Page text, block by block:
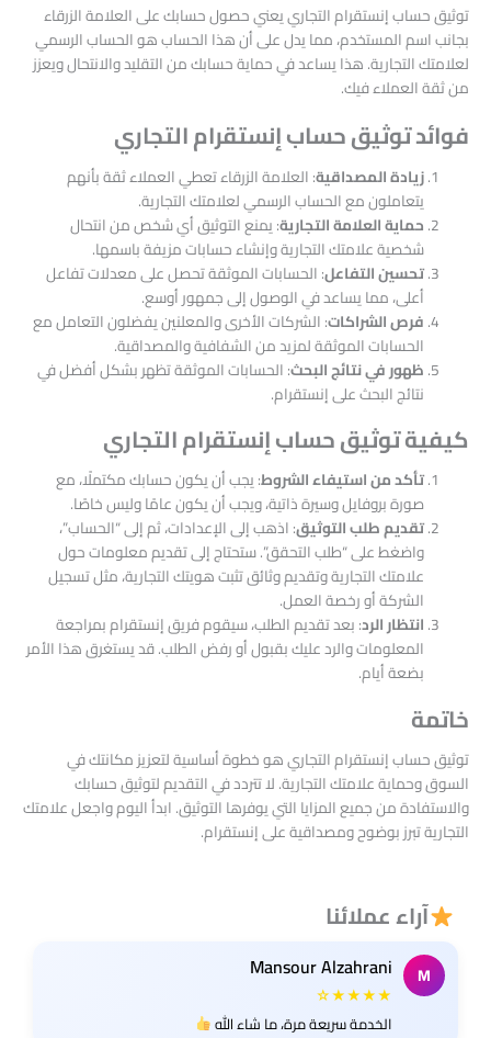
توثيق حساب إنستقرام التجاري يعني حصول حسابك على العلامة الزرقاء
بجانب اسم المستخدم، مما يدل على أن هذا الحساب هو الحساب الرسمي
لعلامتك التجارية. هذا يساعد في حماية حسابك من التقليد والانتحال ويعزز
من ثقة العملاء فيك.
فوائد توثيق حساب إنستقرام التجاري
زيادة المصداقية: العلامة الزرقاء تعطي العملاء ثقة بأنهم
يتعاملون مع الحساب الرسمي لعلامتك التجارية.
حماية العلامة التجارية: يمنع التوثيق أي شخص من انتحال
شخصية علامتك التجارية وإنشاء حسابات مزيفة باسمها.
تحسين التفاعل: الحسابات الموثقة تحصل على معدلات تفاعل
أعلى، مما يساعد في الوصول إلى جمهور أوسع.
فرص الشراكات: الشركات الأخرى والمعلنين يفضلون التعامل مع
الحسابات الموثقة لمزيد من الشفافية والمصداقية.
ظهور في نتائج البحث: الحسابات الموثقة تظهر بشكل أفضل في
نتائج البحث على إنستقرام.
كيفية توثيق حساب إنستقرام التجاري
تأكد من استيفاء الشروط: يجب أن يكون حسابك مكتملًا، مع
صورة بروفايل وسيرة ذاتية، ويجب أن يكون عامًا وليس خاصًا.
تقديم طلب التوثيق: اذهب إلى الإعدادات، ثم إلى “الحساب”،
واضغط على “طلب التحقق”. ستحتاج إلى تقديم معلومات حول
علامتك التجارية وتقديم وثائق تثبت هويتك التجارية، مثل تسجيل
الشركة أو رخصة العمل.
انتظار الرد: بعد تقديم الطلب، سيقوم فريق إنستقرام بمراجعة
المعلومات والرد عليك بقبول أو رفض الطلب. قد يستغرق هذا الأمر
بضعة أيام.
خاتمة
توثيق حساب إنستقرام التجاري هو خطوة أساسية لتعزيز مكانتك في
السوق وحماية علامتك التجارية. لا تتردد في التقديم لتوثيق حسابك
والاستفادة من جميع المزايا التي يوفرها التوثيق. ابدأ اليوم واجعل علامتك
التجارية تبرز بوضوح ومصداقية على إنستقرام.
آراء عملائنا
M
Mansour Alzahrani
★★★★☆
الخدمة سريعة مرة، ما شاء الله